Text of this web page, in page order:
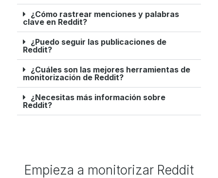
¿Cómo rastrear menciones y palabras
clave en Reddit?
¿Puedo seguir las publicaciones de
Reddit?
¿Cuáles son las mejores herramientas de
monitorización de Reddit?
¿Necesitas más información sobre
Reddit?
Empieza a monitorizar Reddit